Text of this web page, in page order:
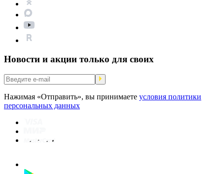
Новости и акции только для своих
Нажимая «Отправить», вы принимаете условия политики
персональных данных